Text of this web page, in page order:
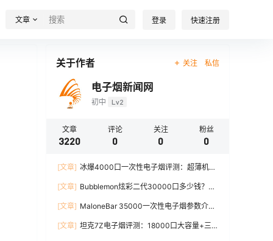
文章 登录 快速注册
关于作者 关注 私信
电子烟新闻网
初中 Lv2
文章
3220
评论
0
关注
0
粉丝
0
[文章] 冰爆4000口一次性电子烟评测：超薄机
[文章] Bubblemon炫彩二代30000口多少钱？最
[文章] MaloneBar 35000一次性电子烟参数介
[文章] 坦克7Z电子烟评测：18000口大容量+三